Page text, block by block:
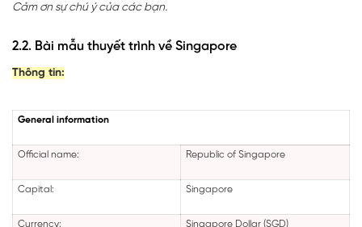
Cảm ơn sự chú ý của các bạn.
2.2. Bài mẫu thuyết trình về Singapore
Thông tin:
General information
Official name: Republic of Singapore
Capital: Singapore
Currency: Singapore Dollar (SGD)